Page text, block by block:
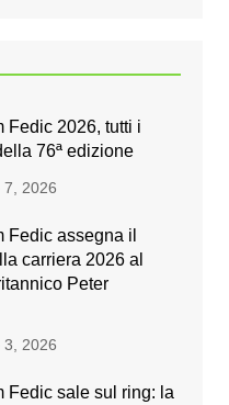
Fedic 2026, tutti i
76ª edizione
7, 2026
Fedic assegna il
carriera 2026 al
Peter
3, 2026
Fedic sale sul ring: la